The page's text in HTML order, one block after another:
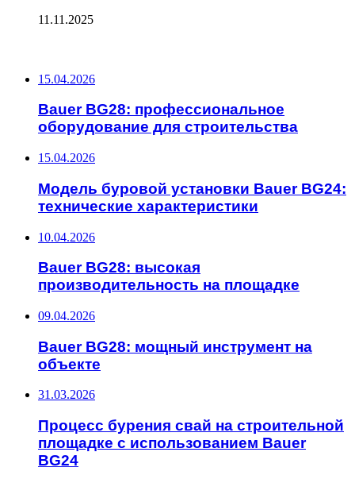
11.11.2025
15.04.2026
Bauer BG28: профессиональное
оборудование для строительства
15.04.2026
Модель буровой установки Bauer BG24:
технические характеристики
10.04.2026
Bauer BG28: высокая
производительность на площадке
09.04.2026
Bauer BG28: мощный инструмент на
объекте
31.03.2026
Процесс бурения свай на строительной
площадке с использованием Bauer
BG24